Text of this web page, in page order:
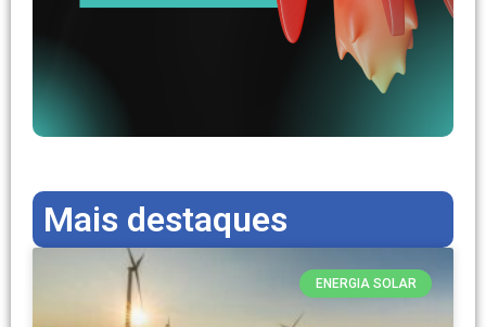
Mais destaques
ENERGIA SOLAR